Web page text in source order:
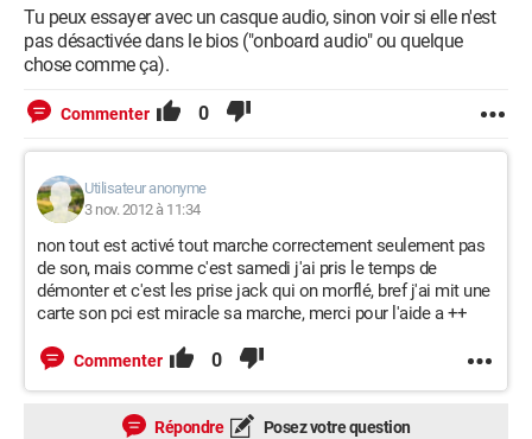
Tu peux essayer avec un casque audio, sinon voir si elle n'est
pas désactivée dans le bios ("onboard audio" ou quelque
chose comme ça).
Commenter 0
Utilisateur anonyme
3 nov. 2012 à 11:34
non tout est activé tout marche correctement seulement pas
de son, mais comme c'est samedi j'ai pris le temps de
démonter et c'est les prise jack qui on morflé, bref j'ai mit une
carte son pci est miracle sa marche, merci pour l'aide a ++
Commenter 0
Répondre Posez votre question